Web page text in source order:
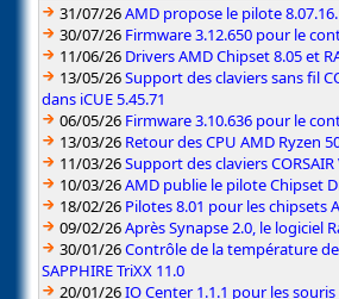
31/07/26AMD propose le pilote
30/07/26 Firmware 3.12.650 pour le
11/06/26 Drivers AMD Chipset 8.05 et
13/05/26Support des claviers sans fil
dans iCUE 5.45.71
06/05/26 Firmware 3.10.636 pour le
13/03/26 Retour des CPU AMD Ryzen
11/03/26Support des claviers CORSAIR
10/03/26AMD publie le pilote Chipset
18/02/26 Pilotes 8.01 pour les chipsets
09/02/26Après Synapse 2.0, le logiciel
30/01/26Contrôle de la température
SAPPHIRE TriXX 11.0
20/01/26IO Center 1.1.1 pour les